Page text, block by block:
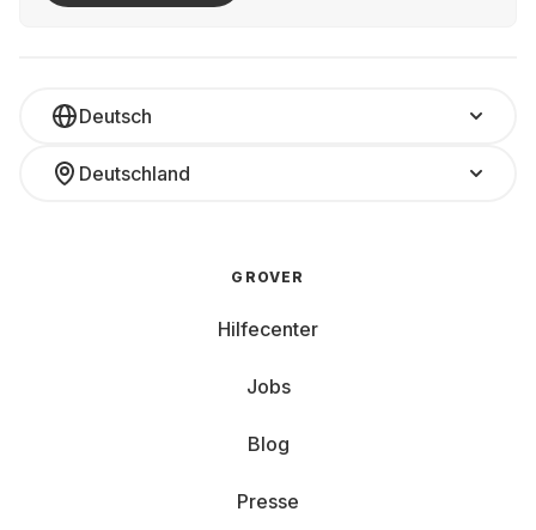
Deutsch
Deutschland
GROVER
Hilfecenter
Jobs
Blog
Presse